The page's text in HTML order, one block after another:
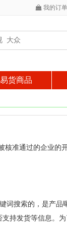
我的订单
易货商品
核准通过的企业
搜索的，是产品
持发货等信息。